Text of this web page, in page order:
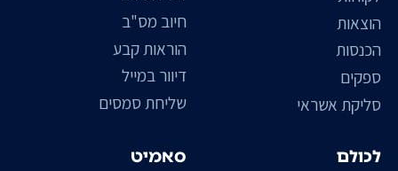
סאמיט
חיוב מס"ב
הוראות קבע
דיוור במייל
שליחת סמסים
הוצאות
הכנסות
ספקים
סליקת אשראי
לכולם